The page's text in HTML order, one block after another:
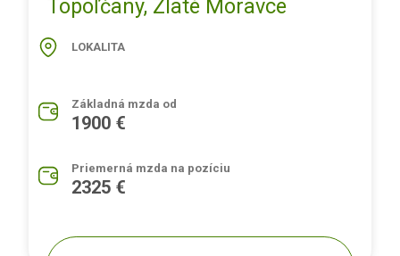
Topoľčany, Zlaté Moravce
LOKALITA
Základná mzda od
1900 €
Priemerná mzda na pozíciu
2325 €